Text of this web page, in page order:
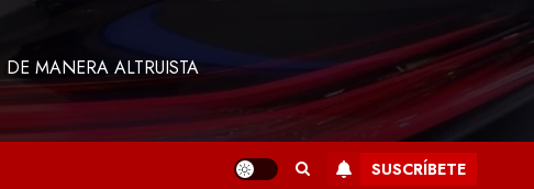
MANERA ALTRUISTA
SUSCRÍBETE